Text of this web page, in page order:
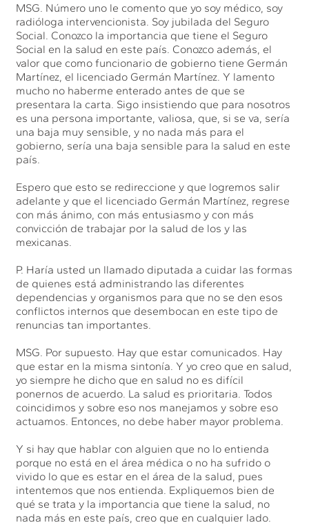
MSG. Número uno le comento que yo soy médico, soy
radióloga intervencionista. Soy jubilada del Seguro
Social. Conozco la importancia que tiene el Seguro
Social en la salud en este país. Conozco además, el
valor que como funcionario de gobierno tiene Germán
Martínez, el licenciado Germán Martínez. Y lamento
mucho no haberme enterado antes de que se
presentara la carta. Sigo insistiendo que para nosotros
es una persona importante, valiosa, que, si se va, sería
una baja muy sensible, y no nada más para el
gobierno, sería una baja sensible para la salud en este
país.
Espero que esto se redireccione y que logremos salir
adelante y que el licenciado Germán Martínez, regrese
con más ánimo, con más entusiasmo y con más
convicción de trabajar por la salud de los y las
mexicanas.
P. Haría usted un llamado diputada a cuidar las formas
de quienes está administrando las diferentes
dependencias y organismos para que no se den esos
conflictos internos que desembocan en este tipo de
renuncias tan importantes.
MSG. Por supuesto. Hay que estar comunicados. Hay
que estar en la misma sintonía. Y yo creo que en salud,
yo siempre he dicho que en salud no es difícil
ponernos de acuerdo. La salud es prioritaria. Todos
coincidimos y sobre eso nos manejamos y sobre eso
actuamos. Entonces, no debe haber mayor problema.
Y si hay que hablar con alguien que no lo entienda
porque no está en el área médica o no ha sufrido o
vivido lo que es estar en el área de la salud, pues
intentemos que nos entienda. Expliquemos bien de
qué se trata y la importancia que tiene la salud, no
nada más en este país, creo que en cualquier lado.